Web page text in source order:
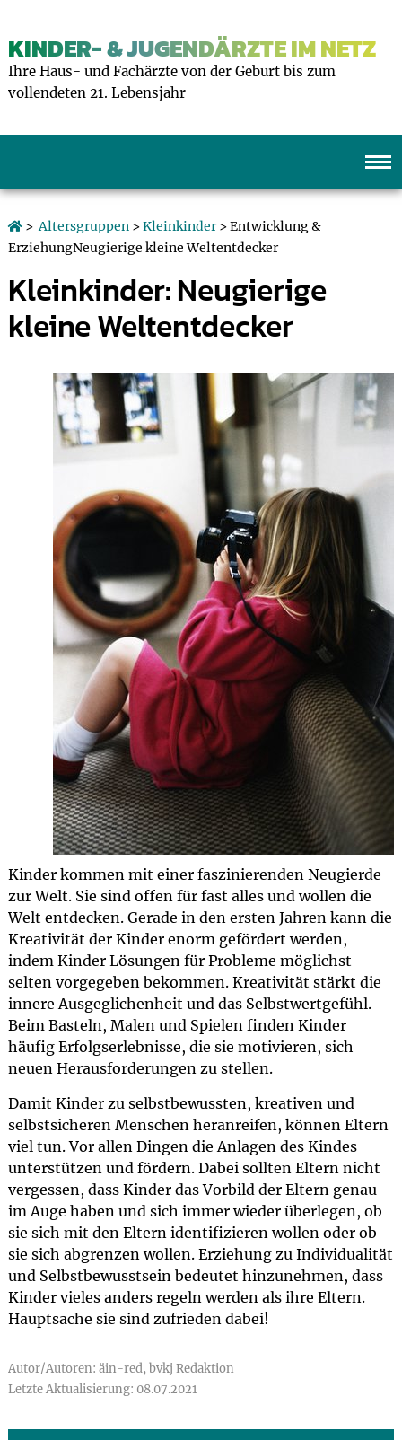
KINDER- & JUGENDÄRZTE IM NETZ
Ihre Haus- und Fachärzte von der Geburt bis zum
vollendeten 21. Lebensjahr
>Altersgruppen>Kleinkinder> Entwicklung &
ErziehungNeugierige kleine Weltentdecker
Kleinkinder: Neugierige
kleine Weltentdecker
Kinder kommen mit einer faszinierenden Neugierde
zur Welt. Sie sind offen für fast alles und wollen die
Welt entdecken. Gerade in den ersten Jahren kann die
Kreativität der Kinder enorm gefördert werden,
indem Kinder Lösungen für Probleme möglichst
selten vorgegeben bekommen. Kreativität stärkt die
innere Ausgeglichenheit und das Selbstwertgefühl.
Beim Basteln, Malen und Spielen finden Kinder
häufig Erfolgserlebnisse, die sie motivieren, sich
neuen Herausforderungen zu stellen.
Damit Kinder zu selbstbewussten, kreativen und
selbstsicheren Menschen heranreifen, können Eltern
viel tun. Vor allen Dingen die Anlagen des Kindes
unterstützen und fördern. Dabei sollten Eltern nicht
vergessen, dass Kinder das Vorbild der Eltern genau
im Auge haben und sich immer wieder überlegen, ob
sie sich mit den Eltern identifizieren wollen oder ob
sie sich abgrenzen wollen. Erziehung zu Individualität
und Selbstbewusstsein bedeutet hinzunehmen, dass
Kinder vieles anders regeln werden als ihre Eltern.
Hauptsache sie sind zufrieden dabei!
Autor/Autoren: äin-red, bvkj Redaktion
Letzte Aktualisierung: 08.07.2021